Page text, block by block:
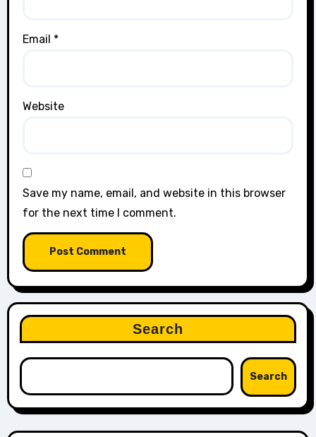
Email *
Website
Save my name, email, and website in this browser
for the next time I comment.
Search
Search